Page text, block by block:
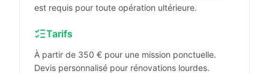
est requis pour toute opération ultérieure.
Tarifs
À partir de 350 € pour une mission ponctuelle.
Devis personnalisé pour rénovations lourdes.